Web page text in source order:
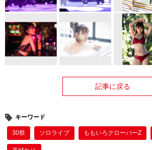
記事に戻る
キーワード
30祭 ソロライブ ももいろクローバーZ